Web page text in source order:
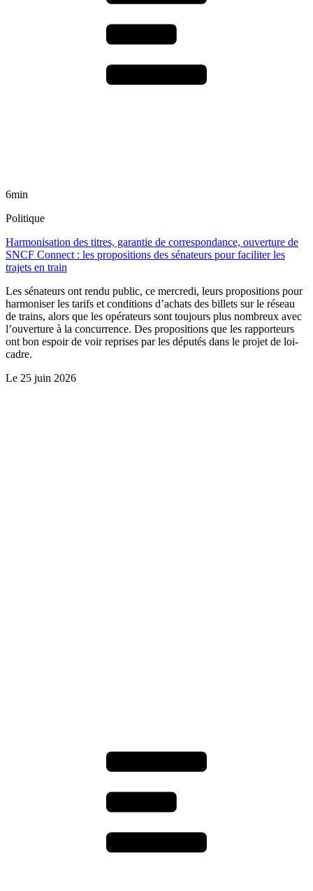
6min
Politique
Harmonisation des titres, garantie de correspondance, ouverture de
SNCF Connect : les propositions des sénateurs pour faciliter les
trajets en train
Les sénateurs ont rendu public, ce mercredi, leurs propositions pour
harmoniser les tarifs et conditions d’achats des billets sur le réseau
de trains, alors que les opérateurs sont toujours plus nombreux avec
l’ouverture à la concurrence. Des propositions que les rapporteurs
ont bon espoir de voir reprises par les députés dans le projet de loi-
cadre.
Le 25 juin 2026